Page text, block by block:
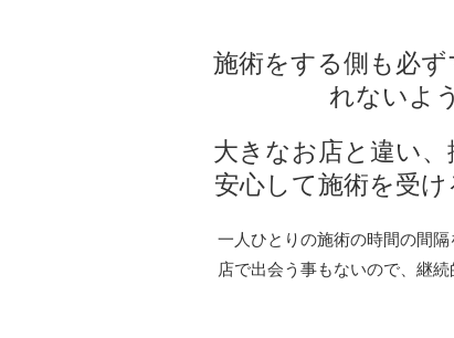
施術をする側も必
れないよ
大きなお店と違い
安心して施術を受
一人ひとりの施術の時間の間
店で出会う事もないので、継